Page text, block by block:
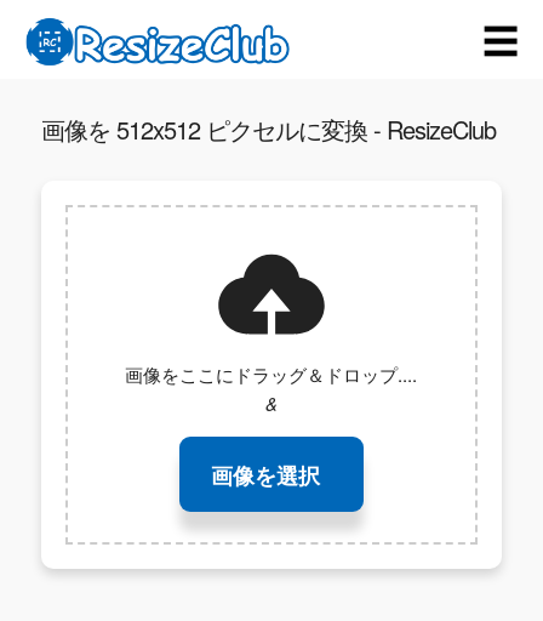
☰
画像を 512x512 ピクセルに変換 - ResizeClub
画像をここにドラッグ＆ドロップ....
&
画像を選択